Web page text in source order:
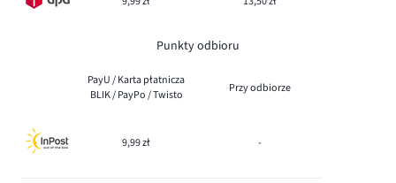
Punkty odbioru
PayU / Karta płatnicza
BLIK / PayPo / Twisto
Przy odbiorze
9,99 zł -